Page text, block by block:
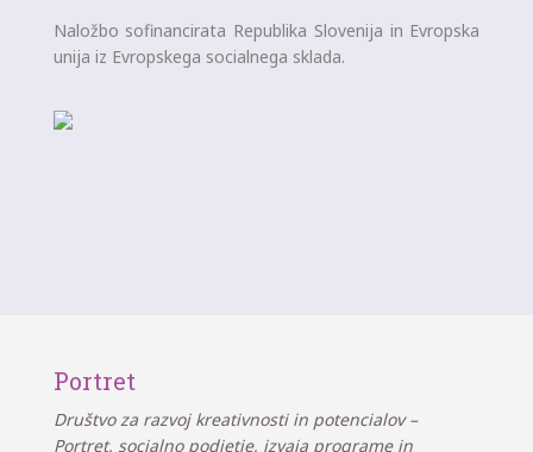
Naložbo sofinancirata Republika Slovenija in Evropska
unija iz Evropskega socialnega sklada.
Portret
Društvo za razvoj kreativnosti in potencialov –
Portret, socialno podjetje, izvaja programe in